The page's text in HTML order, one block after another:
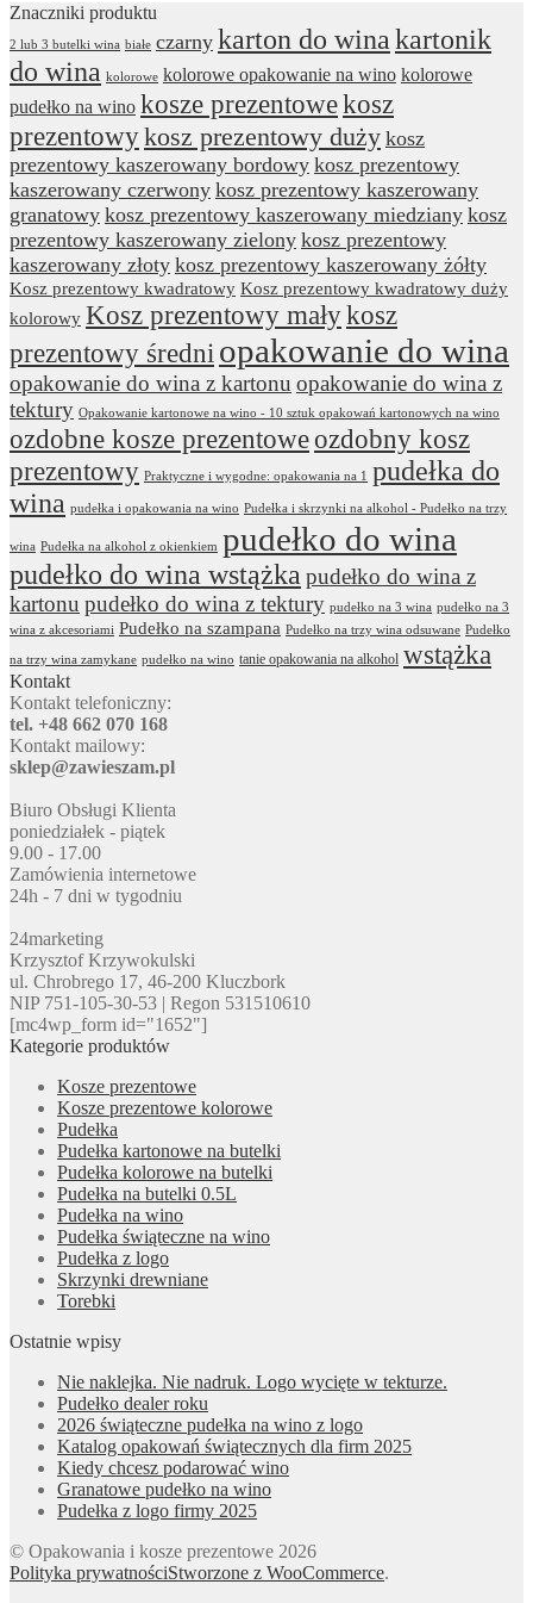
Znaczniki produktu
2 lub 3 butelki wina białe czarny karton do wina kartonik
do wina kolorowe kolorowe opakowanie na wino kolorowe
pudełko na wino kosze prezentowekosz
prezentowykosz prezentowy duży kosz
prezentowy kaszerowany bordowy kosz prezentowy
kaszerowany czerwony kosz prezentowy kaszerowany
granatowy kosz prezentowy kaszerowany miedziany kosz
prezentowy kaszerowany zielony kosz prezentowy
kaszerowany złoty kosz prezentowy kaszerowany żółty
Kosz prezentowy kwadratowy Kosz prezentowy kwadratowy duży
kolorowy Kosz prezentowy małykosz
prezentowy średni opakowanie do wina
opakowanie do wina z kartonu opakowanie do wina z
tektury Opakowanie kartonowe na wino - 10 sztuk opakowań kartonowych na wino
ozdobne kosze prezentoweozdobny kosz
prezentowy Praktyczne i wygodne: opakowania na 1
pudełka do
wina pudełka i opakowania na wino Pudełka i skrzynki na alkohol - Pudełko na trzy
wina Pudełka na alkohol z okienkiem pudełko do wina
pudełko do wina wstążka pudełko do wina z
kartonu pudełko do wina z tektury pudełko na 3 wina pudełko na 3
wina z akcesoriami Pudełko na szampana Pudełko na trzy wina odsuwane Pudełko
na trzy wina zamykane pudełko na wino tanie opakowania na alkohol wstążka
Kontakt
Kontakt telefoniczny:
tel. +48 662 070 168
Kontakt mailowy:
sklep@zawieszam.pl
Biuro Obsługi Klienta
poniedziałek - piątek
9.00 - 17.00
Zamówienia internetowe
24h - 7 dni w tygodniu
24marketing
Krzysztof Krzywokulski
ul. Chrobrego 17, 46-200 Kluczbork
NIP 751-105-30-53 | Regon 531510610
[mc4wp_form id="1652"]
Kategorie produktów
Kosze prezentowe
Kosze prezentowe kolorowe
Pudełka
Pudełka kartonowe na butelki
Pudełka kolorowe na butelki
Pudełka na butelki 0.5L
Pudełka na wino
Pudełka świąteczne na wino
Pudełka z logo
Skrzynki drewniane
Torebki
Ostatnie wpisy
Nie naklejka. Nie nadruk. Logo wycięte w tekturze.
Pudełko dealer roku
2026 świąteczne pudełka na wino z logo
Katalog opakowań świątecznych dla firm 2025
Kiedy chcesz podarować wino
Granatowe pudełko na wino
Pudełka z logo firmy 2025
© Opakowania i kosze prezentowe 2026
Polityka prywatnościStworzone z WooCommerce.